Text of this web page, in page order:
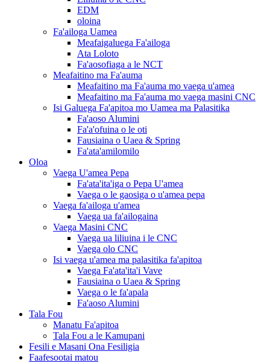
EDM
oloina
Fa'ailoga Uamea
Meafaigaluega Fa'ailoga
Ata Loloto
Fa'aosofiaga a le NCT
Meafaitino ma Fa'auma
Meafaitino ma Fa'auma mo vaega u'amea
Meafaitino ma Fa'auma mo vaega masini CNC
Isi Galuega Fa'apitoa mo Uamea ma Palasitika
Fa'aoso Alumini
Fa'a'ofuina o le oti
Fausiaina o Uaea & Spring
Fa'ata'amilomilo
Oloa
Vaega U'amea Pepa
Fa'ata'ita'iga o Pepa U'amea
Vaega o le gaosiga o u'amea pepa
Vaega fa'ailoga u'amea
Vaega ua fa'ailogaina
Vaega Masini CNC
Vaega ua liliuina i le CNC
Vaega olo CNC
Isi vaega u'amea ma palasitika fa'apitoa
Vaega Fa'ata'ita'i Vave
Fausiaina o Uaea & Spring
Vaega o le fa'apala
Fa'aoso Alumini
Tala Fou
Manatu Fa'apitoa
Tala Fou a le Kamupani
Fesili e Masani Ona Fesiligia
Faafesootai matou